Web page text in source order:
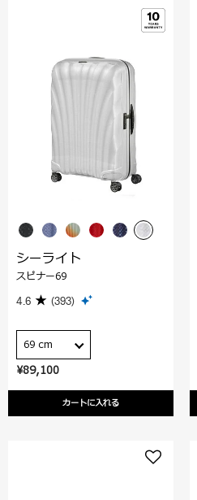
¥89,100
カートに入れる
シーライト
スピナー69
4.6 (393)
69 cm